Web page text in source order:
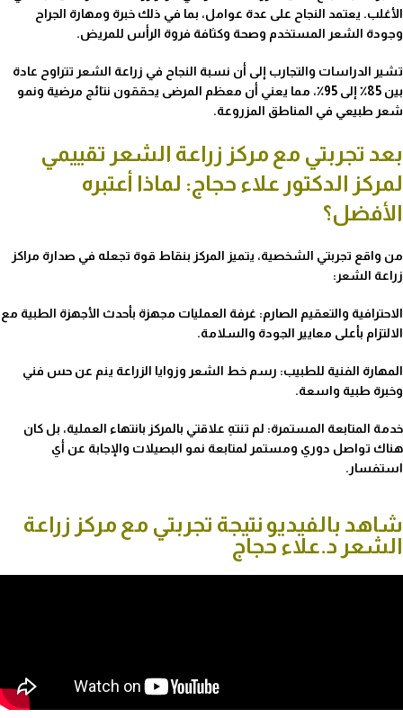
الأغلب. يعتمد النجاح على عدة عوامل، بما في ذلك خبرة ومهارة الجراح
وجودة الشعر المستخدم وصحة وكثافة فروة الرأس للمريض.
تشير الدراسات والتجارب إلى أن نسبة النجاح في زراعة الشعر تتراوح عادة
بين 85٪ إلى 95٪، مما يعني أن معظم المرضى يحققون نتائج مرضية ونمو
شعر طبيعي في المناطق المزروعة.
بعد تجربتي مع مركز زراعة الشعر تقييمي
لمركز الدكتور علاء حجاج: لماذا أعتبره
الأفضل؟
من واقع تجربتي الشخصية، يتميز المركز بنقاط قوة تجعله في صدارة مراكز
زراعة الشعر:
الاحترافية والتعقيم الصارم: غرفة العمليات مجهزة بأحدث الأجهزة الطبية مع
الالتزام بأعلى معايير الجودة والسلامة.
المهارة الفنية للطبيب: رسم خط الشعر وزوايا الزراعة ينم عن حس فني
وخبرة طبية واسعة.
خدمة المتابعة المستمرة: لم تنتهِ علاقتي بالمركز بانتهاء العملية، بل كان
هناك تواصل دوري ومستمر لمتابعة نمو البصيلات والإجابة عن أي
استفسار.
شاهد بالفيديو نتيجة تجربتي مع مركز زراعة
الشعر د.علاء حجاج